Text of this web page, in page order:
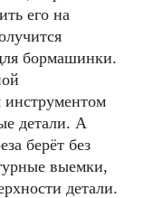
его на
бормашинки.
инструментом
детали. А
берёт без
выемки,
детали.